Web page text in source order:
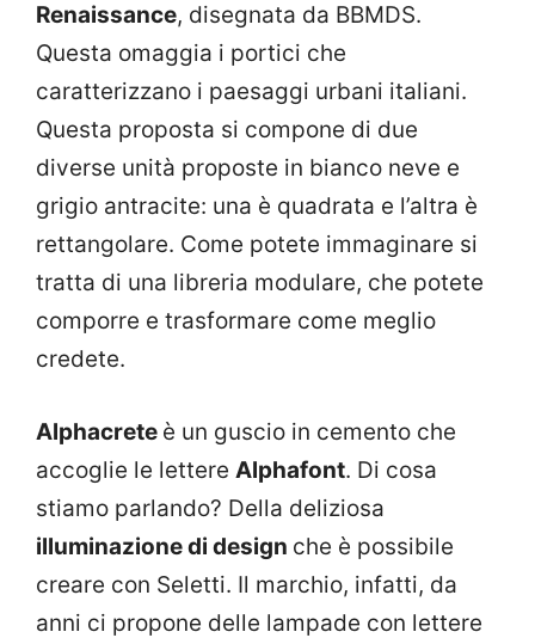
Renaissance, disegnata da BBMDS.
Questa omaggia i portici che
caratterizzano i paesaggi urbani italiani.
Questa proposta si compone di due
diverse unità proposte in bianco neve e
grigio antracite: una è quadrata e l’altra è
rettangolare. Come potete immaginare si
tratta di una libreria modulare, che potete
comporre e trasformare come meglio
credete.
Alphacrete è un guscio in cemento che
accoglie le lettere Alphafont. Di cosa
stiamo parlando? Della deliziosa
illuminazione di design che è possibile
creare con Seletti. Il marchio, infatti, da
anni ci propone delle lampade con lettere